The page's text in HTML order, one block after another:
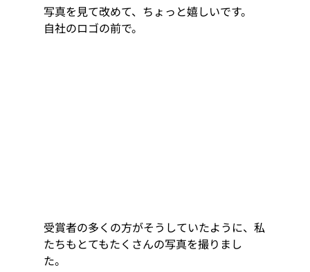
写真を見て改めて、ちょっと嬉しいです。
自社のロゴの前で。
受賞者の多くの方がそうしていたように、私
たちもとてもたくさんの写真を撮りまし
た。